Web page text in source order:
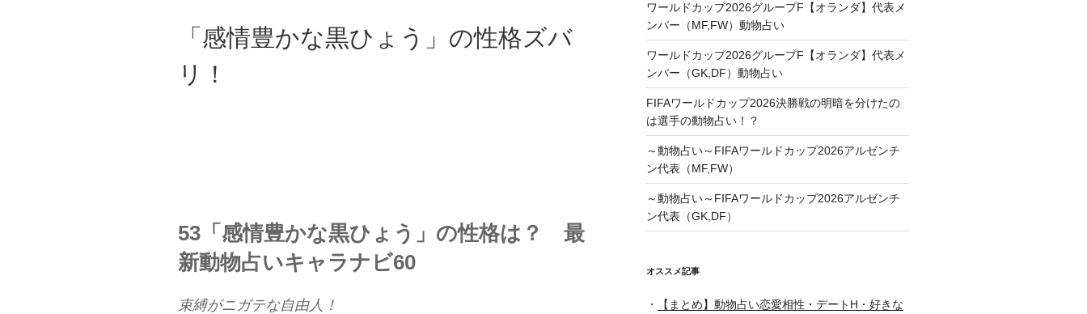
「感情豊かな黒ひょう」の性格ズバ
リ！
53「感情豊かな黒ひょう」の性格は？ 最
新動物占いキャラナビ60
束縛がニガテな自由人！
ワールドカップ2026グループF【オランダ】代表メ
ンバー（MF,FW）動物占い
ワールドカップ2026グループF【オランダ】代表メ
ンバー（GK,DF）動物占い
FIFAワールドカップ2026決勝戦の明暗を分けたの
は選手の動物占い！？
～動物占い～FIFAワールドカップ2026アルゼンチ
ン代表（MF,FW）
～動物占い～FIFAワールドカップ2026アルゼンチ
ン代表（GK,DF）
オススメ記事
・
【まとめ】動物占い恋愛相性・デートH・好きな